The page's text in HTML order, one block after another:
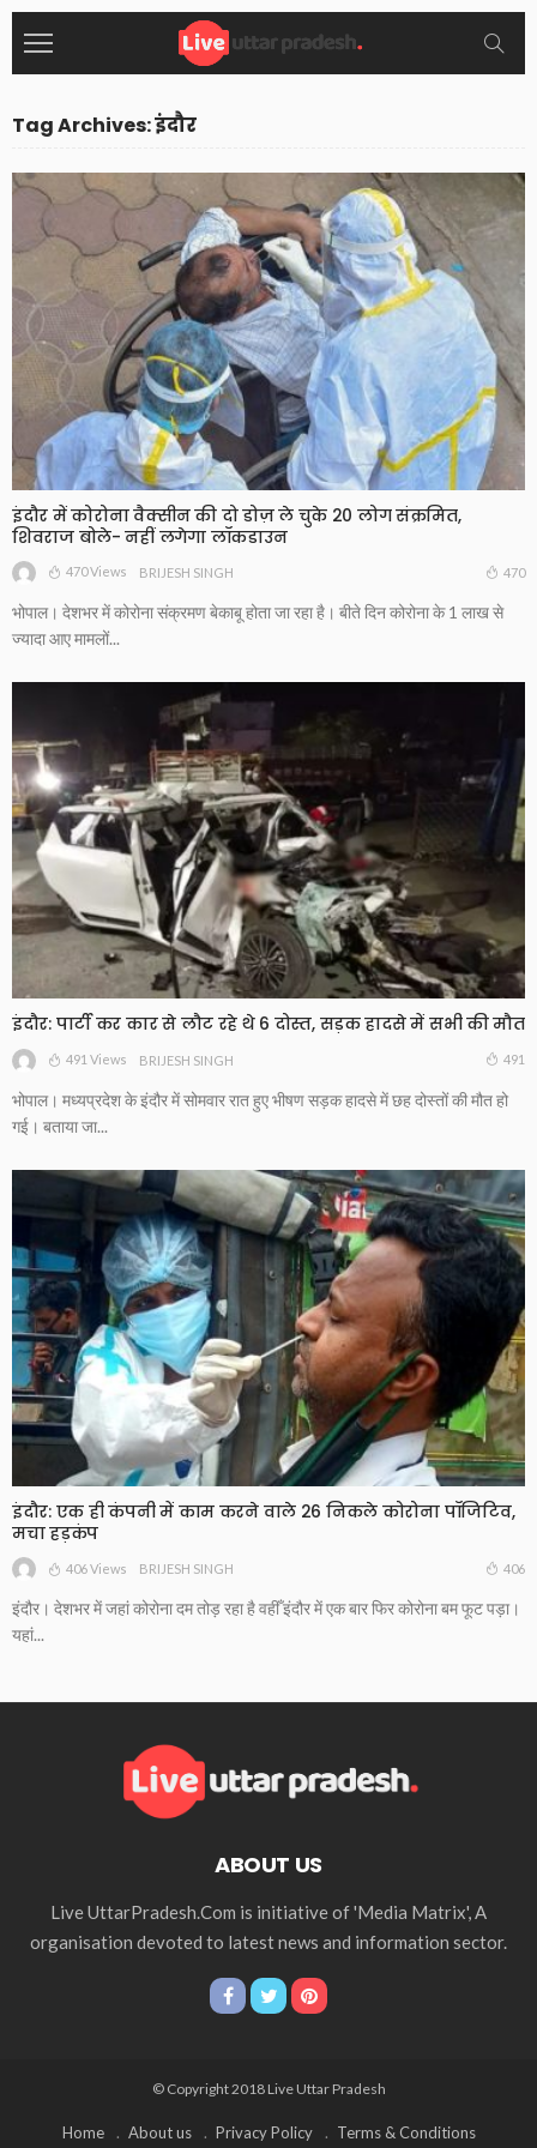
Tag Archives: इंदौर
इंदौर में कोरोना वैक्सीन की दो डोज़ ले चुके 20 लोग संक्रमित,
शिवराज बोले- नहीं लगेगा लॉकडाउन
470 Views BRIJESH SINGH 470
भोपाल। देशभर में कोरोना संक्रमण बेकाबू होता जा रहा है। बीते दिन कोरोना के 1 लाख से
ज्यादा आए मामलों...
इंदौर: पार्टी कर कार से लौट रहे थे 6 दोस्त, सड़क हादसे में सभी की मौत
491 Views BRIJESH SINGH 491
भोपाल। मध्यप्रदेश के इंदौर में सोमवार रात हुए भीषण सड़क हादसे में छह दोस्तों की मौत हो
गई। बताया जा...
इंदौर: एक ही कंपनी में काम करने वाले 26 निकले कोरोना पॉजिटिव,
मचा हड़कंप
406 Views BRIJESH SINGH 406
इंदौर। देशभर में जहां कोरोना दम तोड़ रहा है वहीँ इंदौर में एक बार फिर कोरोना बम फूट पड़ा।
यहां...
ABOUT US
Live UttarPradesh.Com is initiative of 'Media Matrix', A
organisation devoted to latest news and information sector.
© Copyright 2018 Live Uttar Pradesh
Home About us Privacy Policy Terms & Conditions